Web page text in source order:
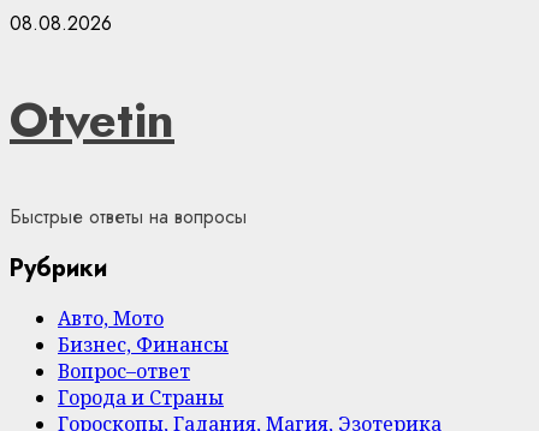
Skip
08.08.2026
Otvetin
Быстрые ответы на вопросы
Рубрики
Авто, Мото
Бизнес, Финансы
Вопрос–ответ
Города и Страны
Гороскопы, Гадания, Магия, Эзотерика